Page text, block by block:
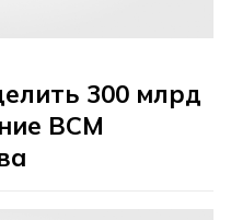
300 млрд
ВСМ